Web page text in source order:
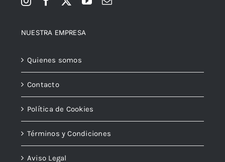
NUESTRA EMPRESA
Quienes somos
Contacto
Política de Cookies
Términos y Condiciones
Aviso Legal